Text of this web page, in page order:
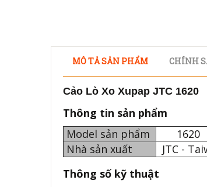
MÔ TẢ SẢN PHẨM CHÍNH
Cảo Lò Xo Xupap JTC 1620
Thông tin sản phẩm
Model sản phẩm
Nhà sản xuất
JTC -
Thông số kỹ thuật